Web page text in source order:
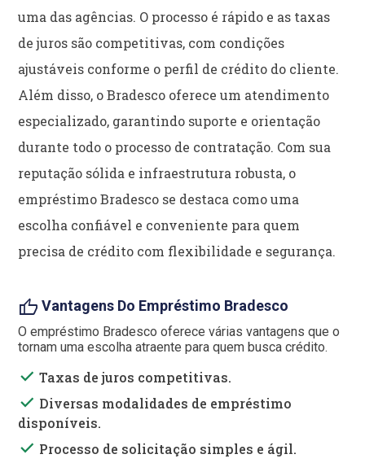
uma das agências. O processo é rápido e as taxas
de juros são competitivas, com condições
ajustáveis conforme o perfil de crédito do cliente.
Além disso, o Bradesco oferece um atendimento
especializado, garantindo suporte e orientação
durante todo o processo de contratação. Com sua
reputação sólida e infraestrutura robusta, o
empréstimo Bradesco se destaca como uma
escolha confiável e conveniente para quem
precisa de crédito com flexibilidade e segurança.
thumb_up Vantagens Do Empréstimo Bradesco
O empréstimo Bradesco oferece várias vantagens que o
tornam uma escolha atraente para quem busca crédito.
done Taxas de juros competitivas.
done Diversas modalidades de empréstimo
disponíveis.
done Processo de solicitação simples e ágil.